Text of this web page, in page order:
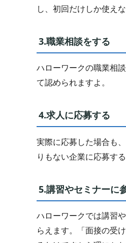
し、初回だけしか使え
3.職業相談をする
ハローワークの職業相
て認められますよ。
4.求人に応募する
実際に応募した場合も
りもない企業に応募す
5.講習やセミナーに
ハローワークでは講習
らえます。「面接の受